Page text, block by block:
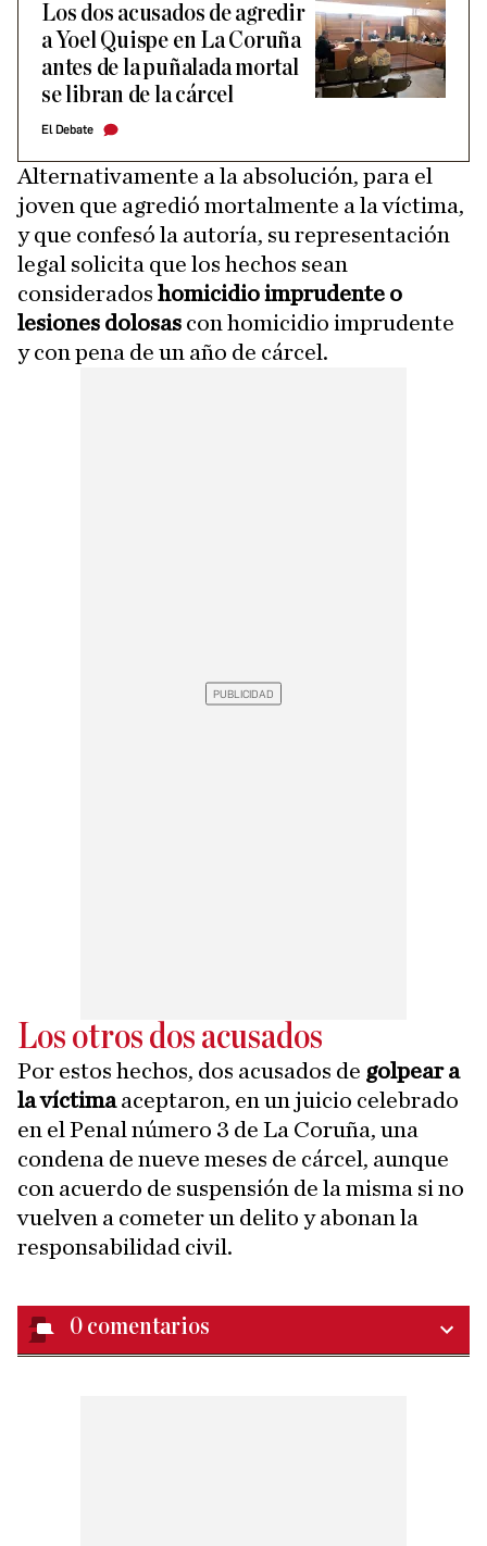
Los dos acusados de agredir
a Yoel Quispe en La Coruña
antes de la puñalada mortal
se libran de la cárcel
El Debate
Alternativamente a la absolución, para el
joven que agredió mortalmente a la víctima,
y que confesó la autoría, su representación
legal solicita que los hechos sean
considerados homicidio imprudente o
lesiones dolosas con homicidio imprudente
y con pena de un año de cárcel.
Los otros dos acusados
Por estos hechos, dos acusados de golpear a
la víctimaaceptaron, en un juicio celebrado
en el Penal número 3 de La Coruña, una
condena de nueve meses de cárcel, aunque
con acuerdo de suspensión de la misma si no
vuelven a cometer un delito y abonan la
responsabilidad civil.
0 comentarios